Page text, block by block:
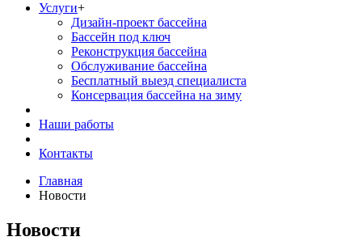
Услуги+
Дизайн-проект бассейна
Бассейн под ключ
Реконструкция бассейна
Обслуживание бассейна
Бесплатный выезд специалиста
Консервация бассейна на зиму
Наши работы
Контакты
Главная
Новости
Новости